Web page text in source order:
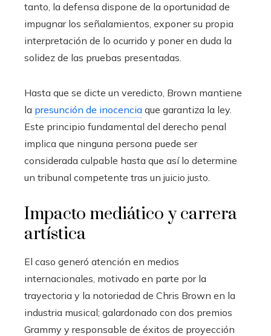
tanto, la defensa dispone de la oportunidad de
impugnar los señalamientos, exponer su propia
interpretación de lo ocurrido y poner en duda la
solidez de las pruebas presentadas.
Hasta que se dicte un veredicto, Brown mantiene
la presunción de inocencia que garantiza la ley.
Este principio fundamental del derecho penal
implica que ninguna persona puede ser
considerada culpable hasta que así lo determine
un tribunal competente tras un juicio justo.
Impacto mediático y carrera
artística
El caso generó atención en medios
internacionales, motivado en parte por la
trayectoria y la notoriedad de Chris Brown en la
industria musical; galardonado con dos premios
Grammy y responsable de éxitos de proyección